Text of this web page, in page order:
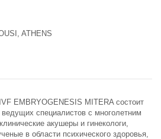
ATHENS
EMBRYOGENESIS MITERA состоит
специалистов с многолетним
акушеры и гинекологи,
в области психического здоровья,